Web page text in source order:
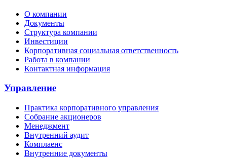
О компании
Документы
Структура компании
Инвестиции
Корпоративная социальная ответственность
Работа в компании
Контактная информация
Управление
Практика корпоративного управления
Собрание акционеров
Менеджмент
Внутренний аудит
Комплаенс
Внутренние документы